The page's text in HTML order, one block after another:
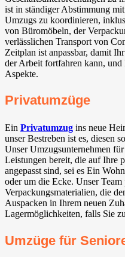
ist in ständiger Abstimmung
Umzugs zu koordinieren,
von Büromöbeln, der
verlässlichen Transport von
Zeitplan ist anpassbar, damit
der Arbeit fortfahren kann,
Aspekte.
Privatumzüge
Ein Privatumzug ins neue
unser Bestreben ist es, diesen
Unser Umzugsunternehmen
Leistungen bereit, die auf Ihre
angepasst sind, sei es Ein
oder um die Ecke. Unser
Verpackungsmaterialien, die
Auspacken in Ihrem neuen
Lagermöglichkeiten, falls Sie
Umzüge für